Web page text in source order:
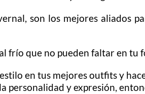
son los mejores aliados
frío que no pueden faltar en tu
en tus mejores outfits y
personalidad y expresión,